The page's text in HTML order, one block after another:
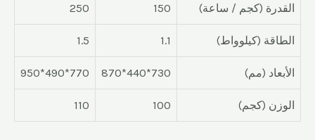
القدرة (كجم / ساعة) 150
250
الطاقة (كيلوواط) 1.1
1.5
الأبعاد (مم) 730*440*870
770*490*950
الوزن (كجم) 100
110